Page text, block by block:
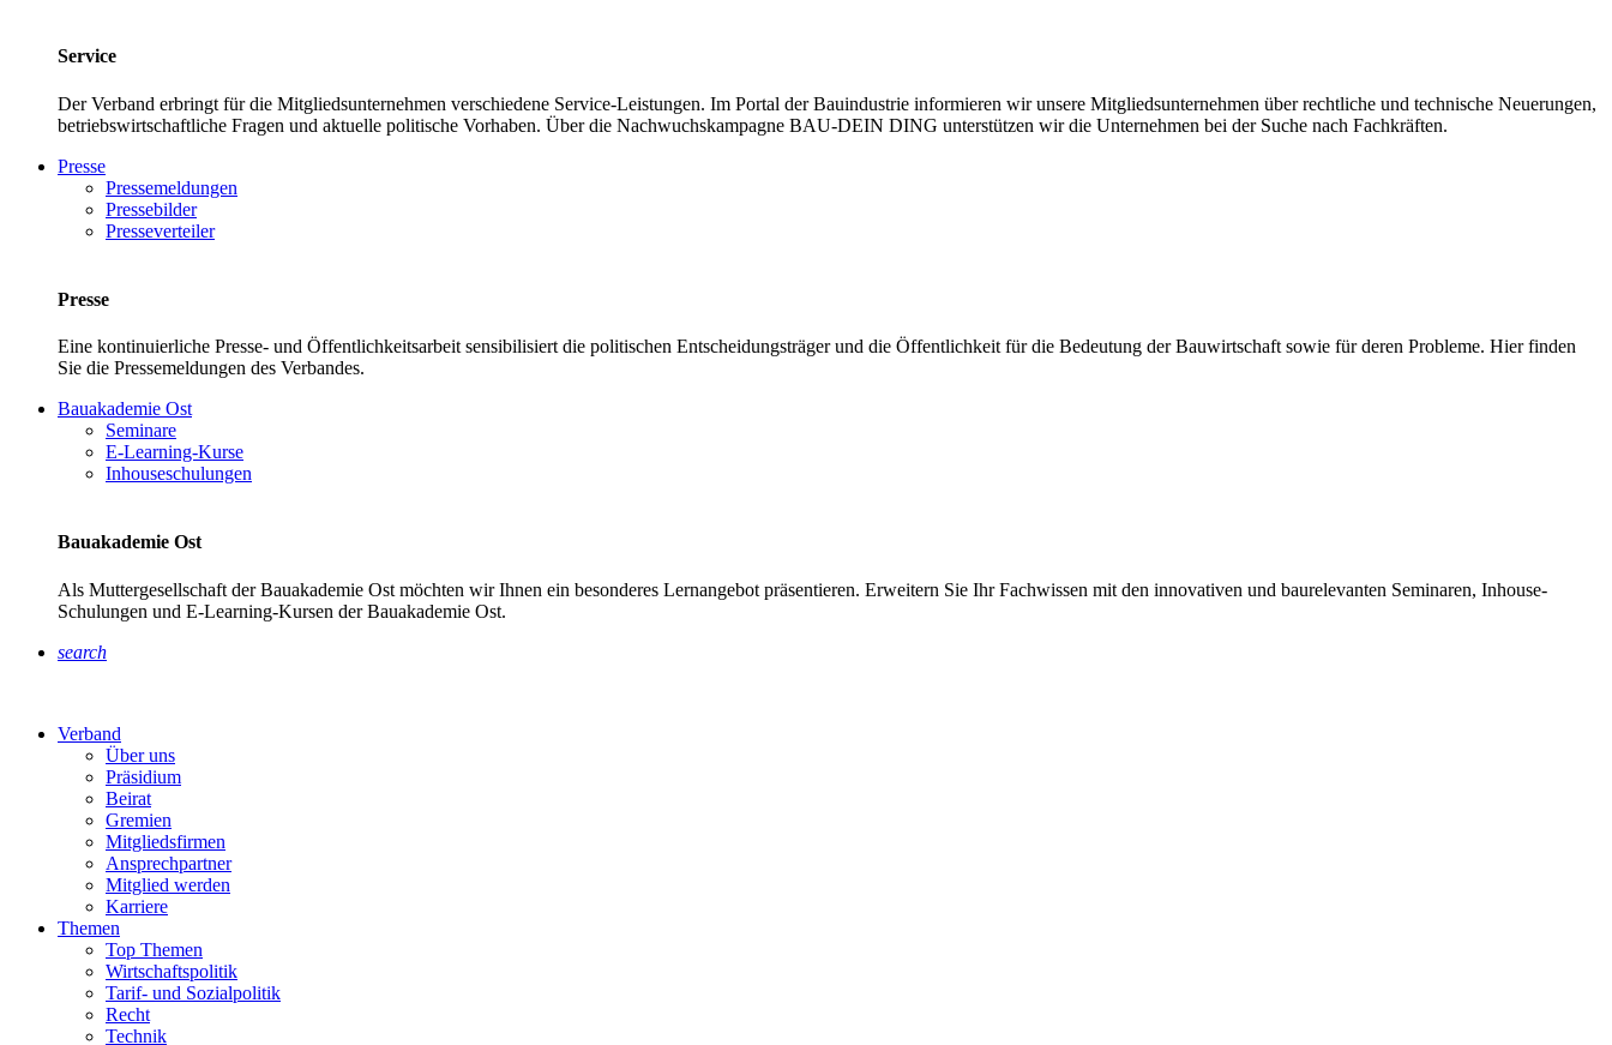
Service
Der Verband erbringt für die Mitgliedsunternehmen verschiedene Service-Leistungen. Im Portal der Bauindustrie informieren wir unsere Mitgliedsunternehmen über rechtliche und technische Neuerungen,
betriebswirtschaftliche Fragen und aktuelle politische Vorhaben. Über die Nachwuchskampagne BAU-DEIN DING unterstützen wir die Unternehmen bei der Suche nach Fachkräften.
Presse
Pressemeldungen
Pressebilder
Presseverteiler
Presse
Eine kontinuierliche Presse- und Öffentlichkeitsarbeit sensibilisiert die politischen Entscheidungsträger und die Öffentlichkeit für die Bedeutung der Bauwirtschaft sowie für deren Probleme. Hier finden
Sie die Pressemeldungen des Verbandes.
Bauakademie Ost
Seminare
E-Learning-Kurse
Inhouseschulungen
Bauakademie Ost
Als Muttergesellschaft der Bauakademie Ost möchten wir Ihnen ein besonderes Lernangebot präsentieren. Erweitern Sie Ihr Fachwissen mit den innovativen und baurelevanten Seminaren, Inhouse-
Schulungen und E-Learning-Kursen der Bauakademie Ost.
search
Verband
Über uns
Präsidium
Beirat
Gremien
Mitgliedsfirmen
Ansprechpartner
Mitglied werden
Karriere
Themen
Top Themen
Wirtschaftspolitik
Tarif- und Sozialpolitik
Recht
Technik